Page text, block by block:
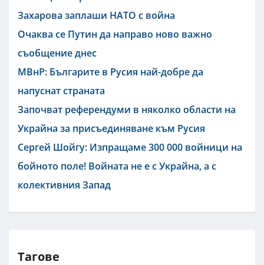
Захарова заплаши НАТО с война
Очаква се Путин да направо ново важно
съобщение днес
МВнР: Българите в Русия най-добре да
напуснат страната
Започват референдуми в няколко области на
Украйна за присъединяване към Русия
Сергей Шойгу: Изпращаме 300 000 войници на
бойното поле! Войната не е с Украйна, а с
колективния Запад
Тагове